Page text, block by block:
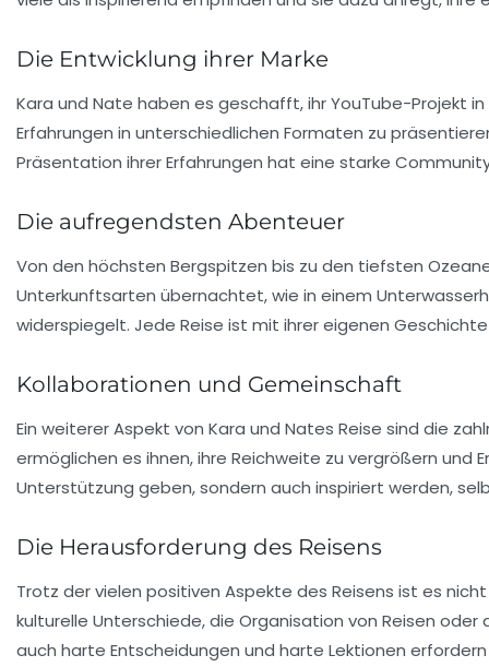
Die Entwicklung ihrer Marke
Kara und Nate haben es geschafft, ihr YouTube-Projekt
Erfahrungen in unterschiedlichen Formaten zu
Präsentation ihrer Erfahrungen hat eine starke
Die aufregendsten Abenteuer
Von den höchsten Bergspitzen bis zu den tiefsten
Unterkunftsarten übernachtet, wie in einem
widerspiegelt. Jede Reise ist mit ihrer eigenen
Kollaborationen und Gemeinschaft
Ein weiterer Aspekt von Kara und Nates Reise sind die
ermöglichen es ihnen, ihre Reichweite zu vergrößern und
Unterstützung geben, sondern auch inspiriert werden,
Die Herausforderung des Reisens
Trotz der vielen positiven Aspekte des Reisens ist es
kulturelle Unterschiede, die Organisation von Reisen
auch harte Entscheidungen und harte Lektionen